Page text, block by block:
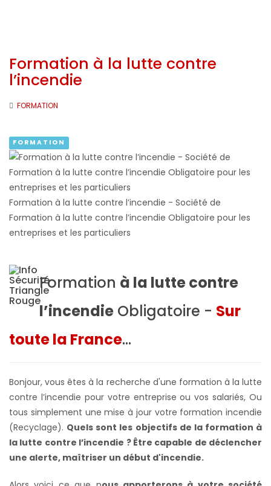
Formation à la lutte contre
l’incendie
FORMATION
FORMATION
Formation à la lutte contre l’incendie - Société de
Formation à la lutte contre l’incendie Obligatoire pour les
entreprises et les particuliers
Formation à la lutte contre
l’incendie Obligatoire - Sur
toute la France...
Bonjour, vous êtes à la recherche d'une formation à la lutte
contre l’incendie pour votre entreprise ou vos salariés, Ou
tous simplement une mise à jour votre formation incendie
(Recyclage). Quels sont les objectifs de la formation à
la lutte contre l’incendie ? Être capable de déclencher
une alerte, maîtriser un début d'incendie.